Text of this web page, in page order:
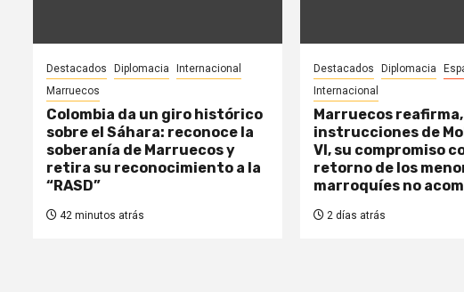
Destacados Diplomacia
Internacional
Marruecos
Colombia da un giro histórico
sobre el Sáhara: reconoce la
soberanía de Marruecos y
retira su reconocimiento a la
“RASD”
42 minutos atrás
Destacados Diplomacia
Internacional
Marruecos
instrucciones de
VI, su compromiso
retorno de los
marroquíes no
2 días atrás